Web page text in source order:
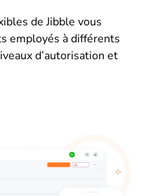
de Jibble vous
employés à différents
d’autorisation et